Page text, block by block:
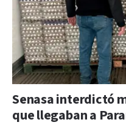
Senasa interdictó
que llegaban a